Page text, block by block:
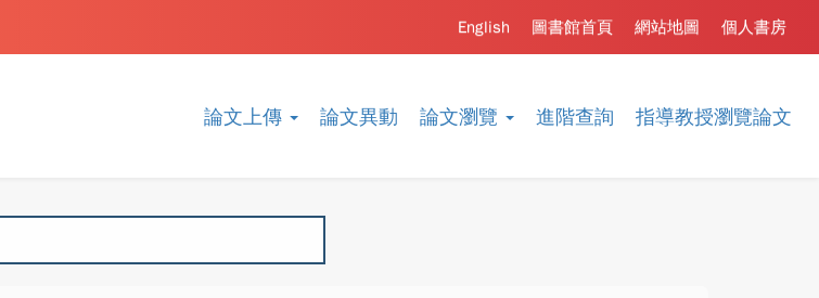
論文上傳 論文異動 論文瀏覽 進階查詢 指導教授瀏覽論文
個人書房
網站地圖
圖書館首頁
English